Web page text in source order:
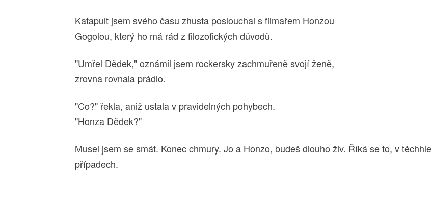
Katapult jsem svého času zhusta poslouchal s filmařem Honzou
Gogolou, který ho má rád z filozofických důvodů.
"Umřel Dědek," oznámil jsem rockersky zachmuřeně svojí ženě,
zrovna rovnala prádlo.
"Co?" řekla, aniž ustala v pravidelných pohybech.
"Honza Dědek?"
Musel jsem se smát. Konec chmury. Jo a Honzo, budeš dlouho živ. Říká se to, v těchhle
případech.